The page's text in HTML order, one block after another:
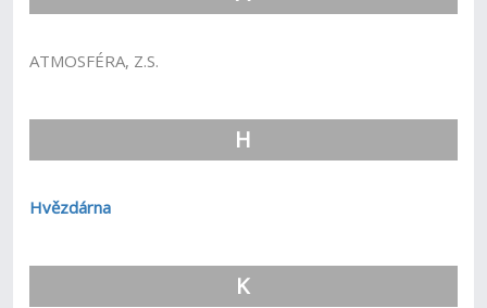
ATMOSFÉRA, Z.S.
H
Hvězdárna
K